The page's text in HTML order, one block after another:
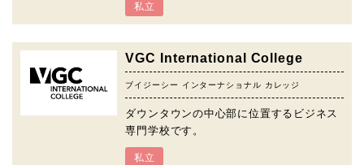
私立
VGC International College
ブイジーシー インターナショナル カレッジ
ダウンタウンの中心部に位置するビジネス
専門学校です。
私立